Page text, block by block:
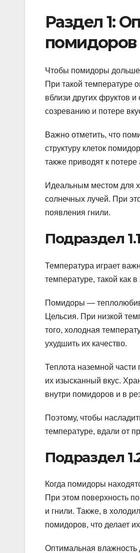
Раздел 1:
помидоров
Чтобы помидоры дольше
При такой температуре
вблизи других фруктов
созреванию и потере
Важно отметить, что
структуру клеток
также приводят к
Идеальным местом для
солнечных лучей. При
появления гнили.
Подраздел
Температура играет
температуре, такой как
Помидоры —
Цельсия. При низкой
того, холодная
ухудшить их качество.
Теплота наземной
их изысканный вкус.
внутри помидоров и в
Поэтому, чтобы
температуре, вдали от
Подраздел
Когда помидоры
При этом поверхность
и гнили. Также, в
помидоров, что делает
Оптимальная влажность